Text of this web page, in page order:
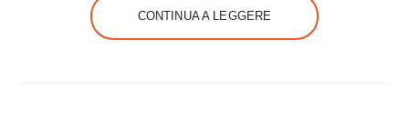
CONTINUA A LEGGERE